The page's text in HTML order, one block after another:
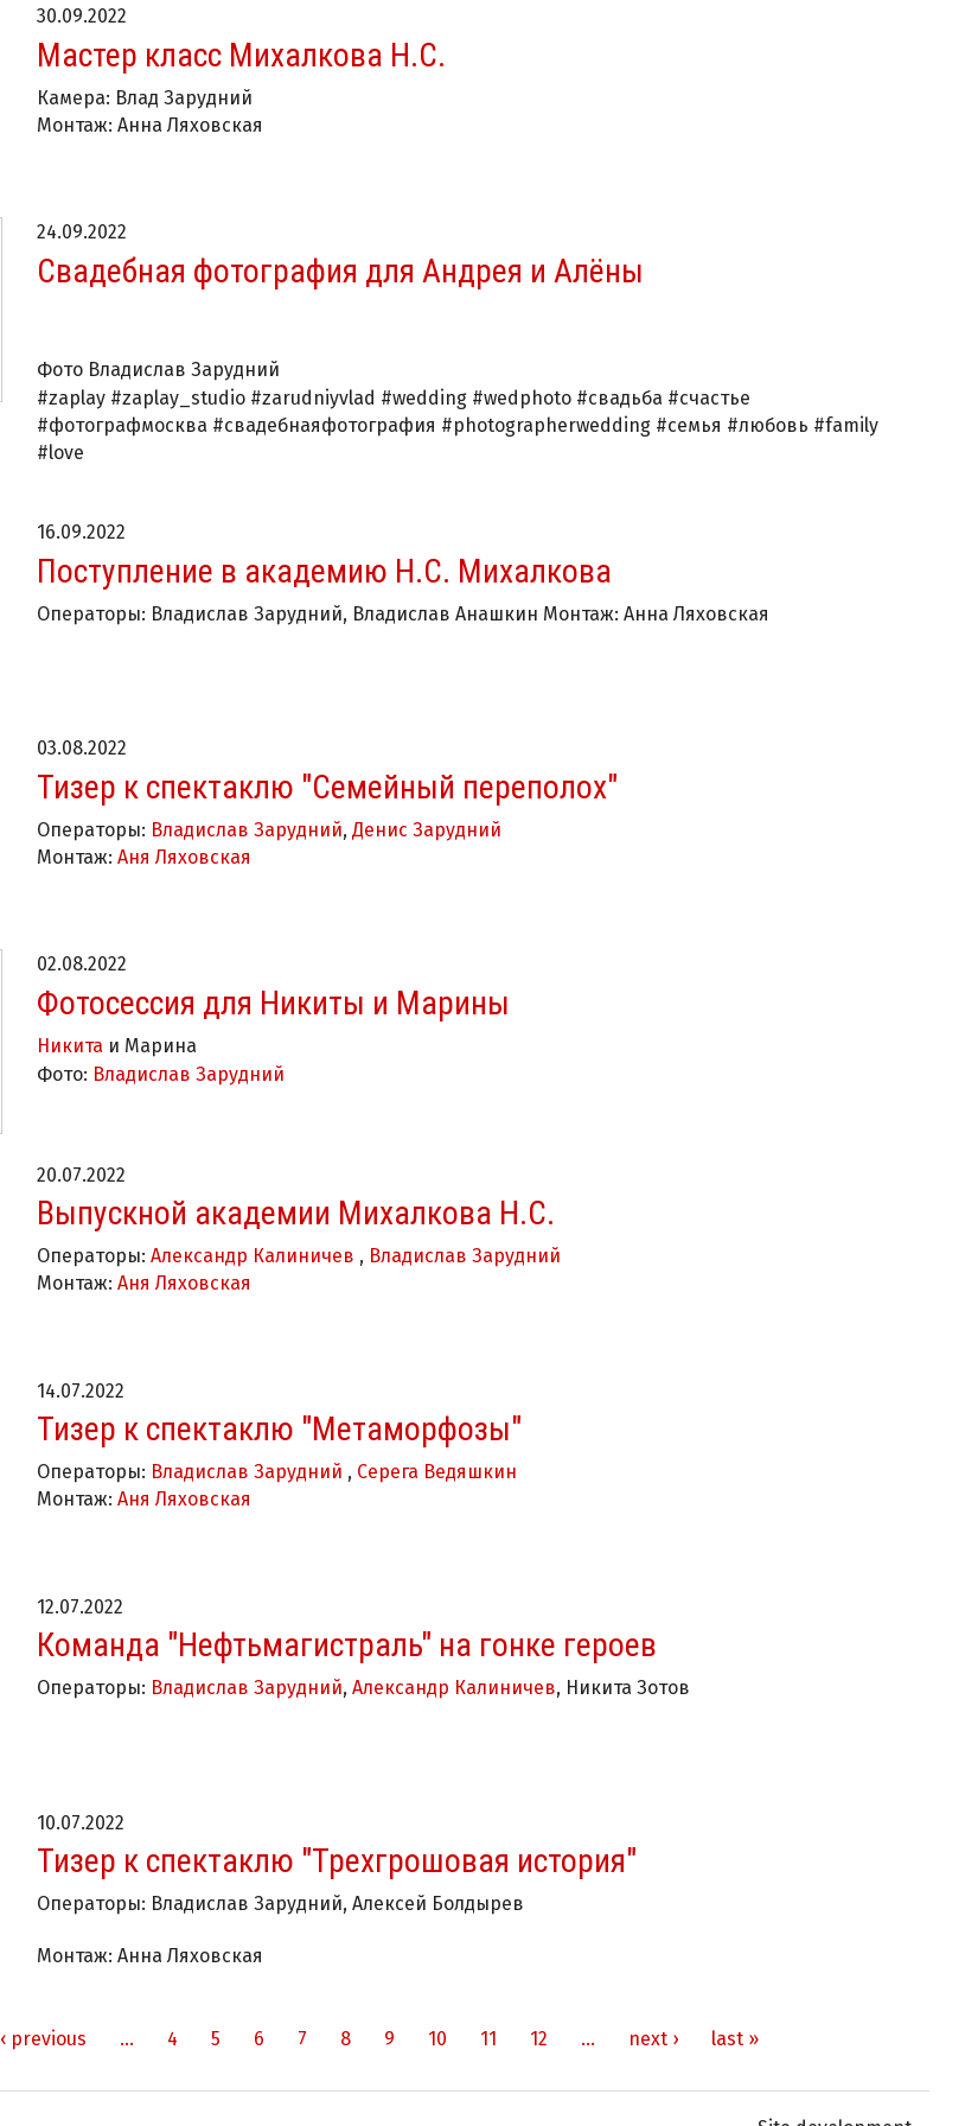
30.09.2022
Мастер класс Михалкова Н.С.
Камера: Влад Зарудний
Монтаж: Анна Ляховская
24.09.2022
Свадебная фотография для Андрея и Алёны
Фото Владислав Зарудний
#zaplay #zaplay_studio #zarudniyvlad #wedding #wedphoto #свадьба #счастье
#фотографмосква #свадебнаяфотография #photographerwedding #семья #любовь #family
#love
16.09.2022
Поступление в академию Н.С. Михалкова
Операторы: Владислав Зарудний, Владислав Анашкин Монтаж: Анна Ляховская
03.08.2022
Тизер к спектаклю "Семейный переполох"
Операторы: Владислав Зарудний, Денис Зарудний
Монтаж: Аня Ляховская
02.08.2022
Фотосессия для Никиты и Марины
Никита и Марина
Фото: Владислав Зарудний
20.07.2022
Выпускной академии Михалкова Н.С.
Операторы: Александр Калиничев , Владислав Зарудний
Монтаж: Аня Ляховская
14.07.2022
Тизер к спектаклю "Метаморфозы"
Операторы: Владислав Зарудний , Серега Ведяшкин
Монтаж: Аня Ляховская
12.07.2022
Команда "Нефтьмагистраль" на гонке героев
Операторы: Владислав Зарудний, Александр Калиничев, Никита Зотов
10.07.2022
Тизер к спектаклю "Трехгрошовая история"
Операторы: Владислав Зарудний, Алексей Болдырев
Монтаж: Анна Ляховская
‹ previous … 4 5 6 7 8 9 10 11 12 … next › last »